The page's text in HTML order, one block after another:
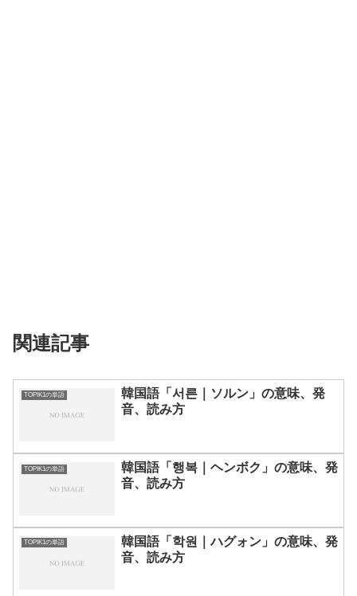
関連記事
TOPIK1の単語
韓国語「서른｜ソルン」の意味、発
音、読み方
TOPIK1の単語
韓国語「행복｜ヘンボク」の意味、発
音、読み方
TOPIK1の単語
韓国語「학원｜ハグォン」の意味、発
音、読み方